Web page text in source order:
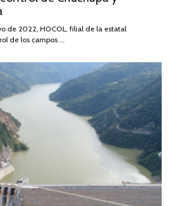
2026
de 2022, HOCOL, filial de la estatal
de los campos …